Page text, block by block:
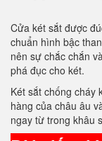
Cửa két sắt được
chuẩn hình bậc
nên sự chắc chắn
phá đục cho két.
Két sắt chống cháy
hàng của châu âu
ngay từ trong khâu